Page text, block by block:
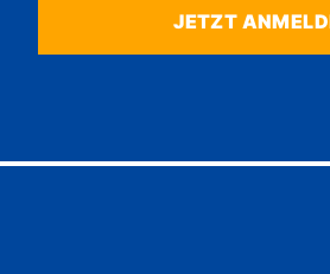
JETZT